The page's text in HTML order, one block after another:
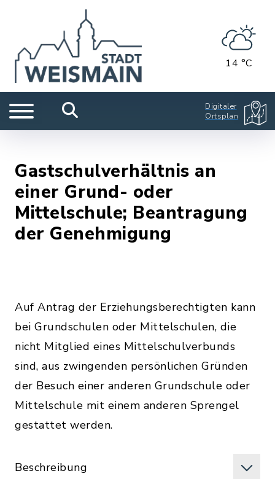
14 °C
Digitaler
Ortsplan
Gastschulverhältnis an
einer Grund- oder
Mittelschule; Beantragung
der Genehmigung
Auf Antrag der Erziehungsberechtigten kann
bei Grundschulen oder Mittelschulen, die
nicht Mitglied eines Mittelschulverbunds
sind, aus zwingenden persönlichen Gründen
der Besuch einer anderen Grundschule oder
Mittelschule mit einem anderen Sprengel
gestattet werden.
Beschreibung